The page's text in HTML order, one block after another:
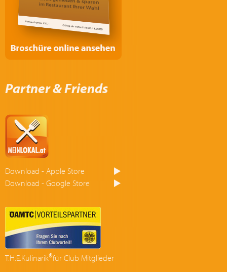
Partner & Friends
Download - Apple Store
Download - Google Store
T.H.E.Kulinarik®für Club Mitglieder